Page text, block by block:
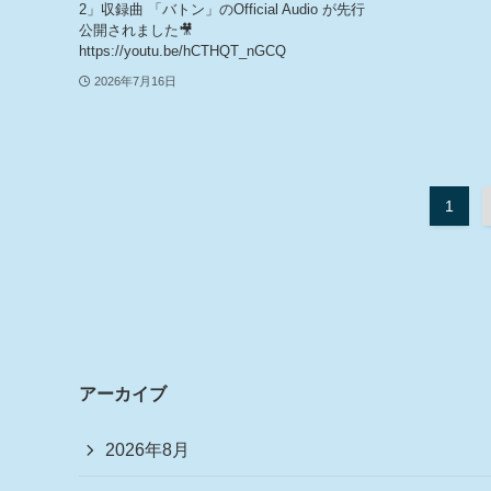
2」収録曲 「バトン」のOfficial Audio が先行
公開されました🎥
https://youtu.be/hCTHQT_nGCQ
2026年7月16日
1
アーカイブ
2026年8月